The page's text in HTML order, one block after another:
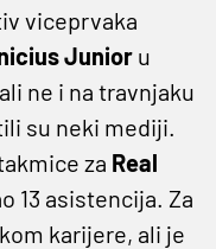
viceprvaka
Junior u
ne i na travnjaku
su neki mediji.
za Real
13 asistencija. Za
karijere, ali je